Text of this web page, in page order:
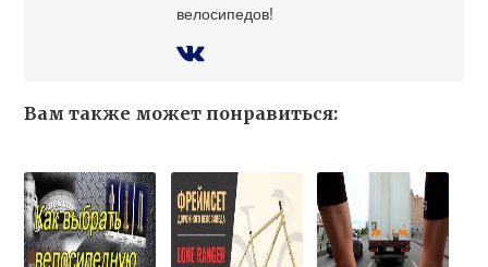
велосипедов!
Вам также может понравиться: